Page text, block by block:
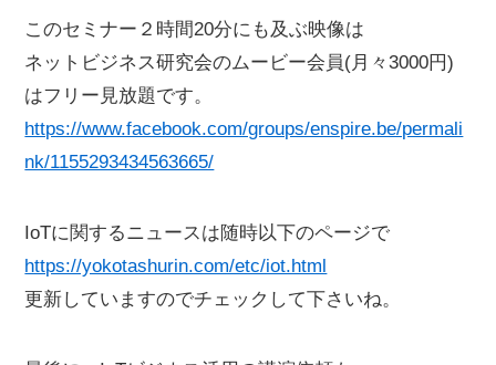
このセミナー２時間20分にも及ぶ映像は
ネットビジネス研究会のムービー会員(月々3000円)
はフリー見放題です。
https://www.facebook.com/groups/enspire.be/permali
nk/1155293434563665/
IoTに関するニュースは随時以下のページで
https://yokotashurin.com/etc/iot.html
更新していますのでチェックして下さいね。